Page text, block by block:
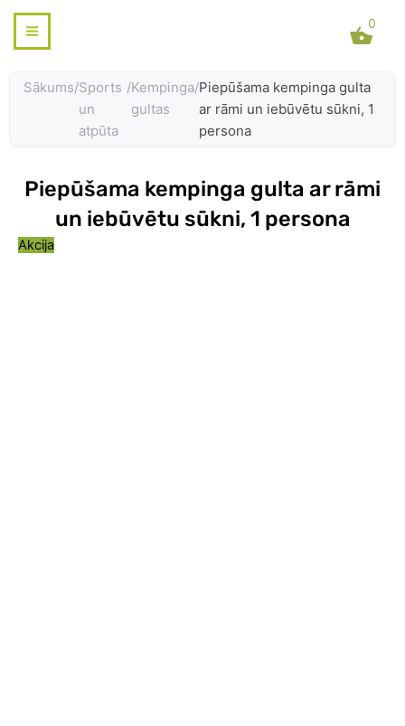
Skip
content
0
Sākums/Sports
un
atpūta
/Kempinga
gultas
/Piepūšama kempinga gulta
ar rāmi un iebūvētu sūkni, 1
persona
Piepūšama kempinga gulta ar rāmi
un iebūvētu sūkni, 1 persona
Akcija